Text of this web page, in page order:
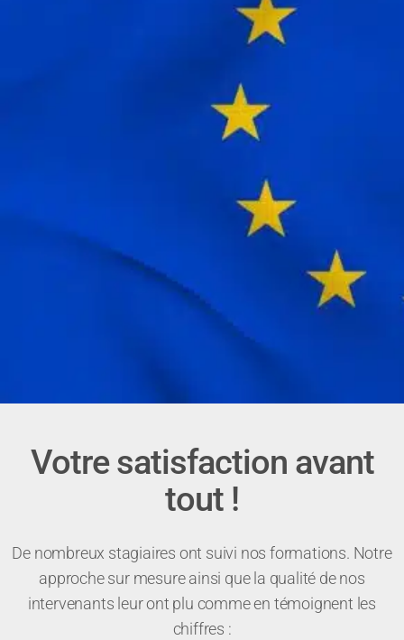
Votre satisfaction avant
tout !
De nombreux stagiaires ont suivi nos formations. Notre
approche sur mesure ainsi que la qualité de nos
intervenants leur ont plu comme en témoignent les
chiffres :